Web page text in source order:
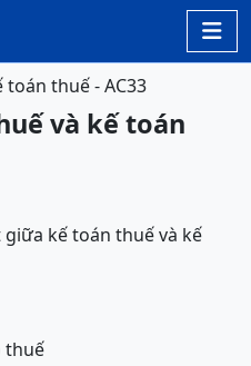

toán thuế - AC33
và kế toán
kế toán thuế và kế
thuế